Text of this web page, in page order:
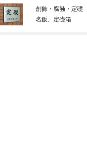
創飾・腐蝕・定礎
名鈑、定礎箱